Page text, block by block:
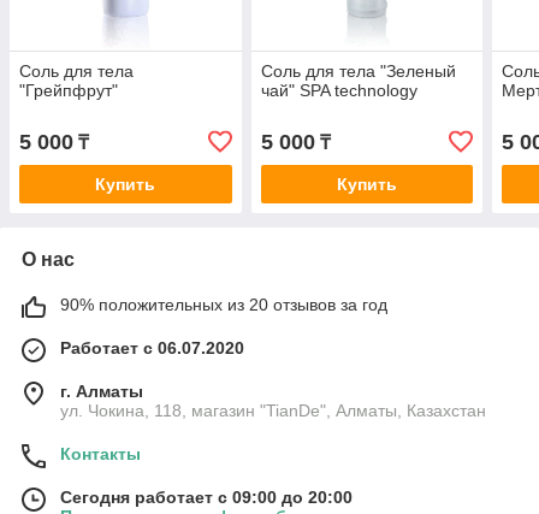
Соль для тела
"Грейпфрут"
5 000 ₸
Купить
Соль для тела "Зеленый
чай" SPA technology
5 000₸
Купить
5
О нас
90% положительных из 20 отзывов за год
Работает с 06.07.2020
г. Алматы
ул. Чокина, 118, магазин "TianDe", Алматы, Казахстан
Контакты
Сегодня работает с 09:00 до 20:00